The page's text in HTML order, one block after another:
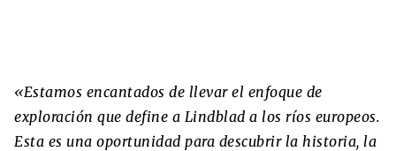
«Estamos encantados de llevar el enfoque de
exploración que define a Lindblad a los ríos europeos.
Esta es una oportunidad para descubrir la historia, la